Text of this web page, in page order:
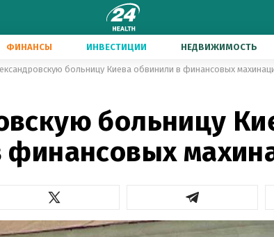
ФИНАНСЫ ИНВЕСТИЦИИ НЕДВИЖИМОСТЬ
больницу Киева обвинили в финансовых
больницу
финансовых